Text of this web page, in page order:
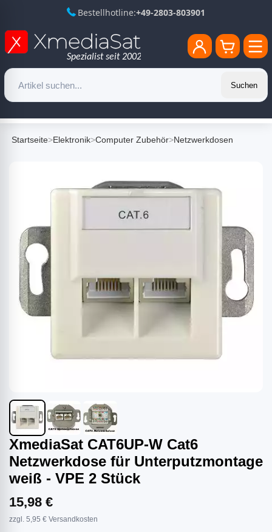
Bestellhotline:+49-2803-803901
Suchen
Startseite>Elektronik>Computer Zubehör>Netzwerkdosen
XmediaSat CAT6UP-W Cat6
Netzwerkdose für Unterputzmontage
weiß - VPE 2 Stück
15,98 €
zzgl. 5,95 € Versandkosten